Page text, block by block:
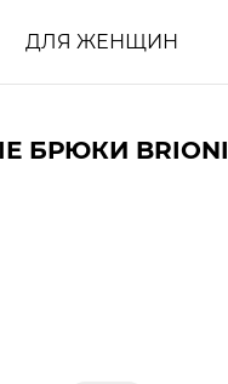
ДЛЯ ЖЕНЩИН
BRIONI